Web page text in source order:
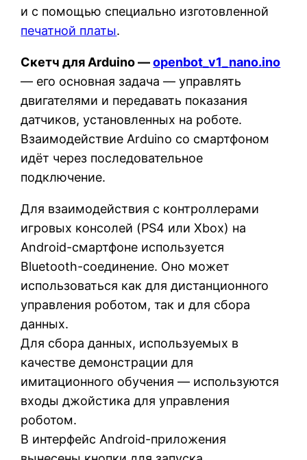
и с помощью специально изготовленной
печатной платы.
Скетч для Arduino —openbot_v1_nano.ino
— его основная задача — управлять
двигателями и передавать показания
датчиков, установленных на роботе.
Взаимодействие Arduino со смартфоном
идёт через последовательное
подключение.
Для взаимодействия с контроллерами
игровых консолей (PS4 или Xbox) на
Android-смартфоне используется
Bluetooth-соединение. Оно может
использоваться как для дистанционного
управления роботом, так и для сбора
данных.
Для сбора данных, используемых в
качестве демонстрации для
имитационного обучения — используются
входы джойстика для управления
роботом.
В интерфейс Android-приложения